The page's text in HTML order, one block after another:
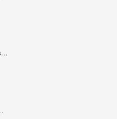
LastPass: Free Password Manager
、优惠券